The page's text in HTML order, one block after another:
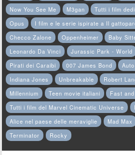
Now You See Me
M3gan
Tutti i film
Opus
I film e le serie ispirate a Il
Checco Zalone
Oppenheimer Baby
Leonardo Da Vinci
Jurassic Park - World
Pirati dei Caraibi
007 James Bond
Indiana Jones
Unbreakable Robert
Millennium
Teen movie italiani
Fast
Tutti i film del Marvel Cinematic Universe
Alice nel paese delle meraviglie
Mad Max
Terminator
Rocky